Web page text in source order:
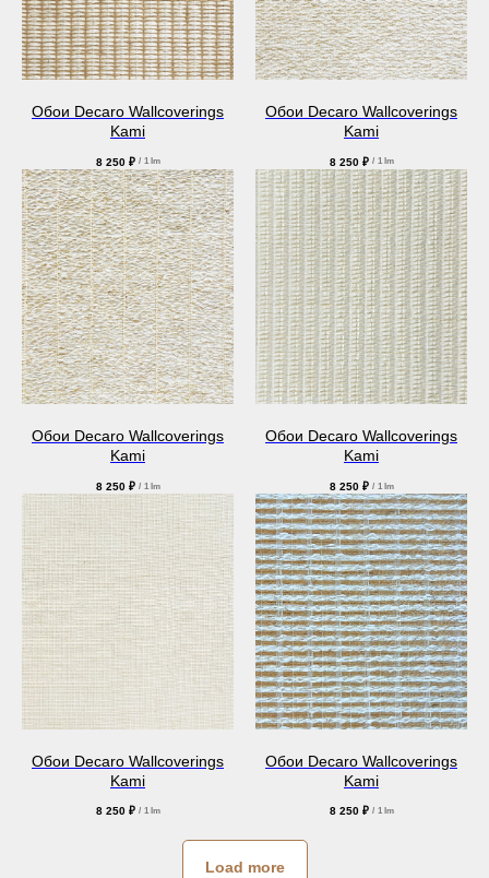
Обои Decaro Wallcoverings
Kami
8 250 ₽ / 1 lm
Обои Decaro Wallcoverings
Kami
8 250 ₽ / 1 lm
Обои Decaro Wallcoverings
Kami
8 250 ₽ / 1 lm
Обои Decaro Wallcoverings
Kami
8 250 ₽ / 1 lm
Обои Decaro Wallcoverings
Kami
8 250 ₽ / 1 lm
Обои Decaro Wallcoverings
Kami
8 250 ₽ / 1 lm
Load more